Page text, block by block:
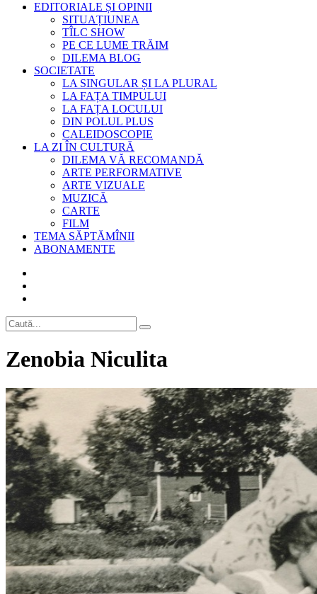
EDITORIALE ȘI OPINII
SITUAȚIUNEA
TÎLC SHOW
PE CE LUME TRĂIM
DILEMA BLOG
SOCIETATE
LA SINGULAR ȘI LA PLURAL
LA FAȚA TIMPULUI
LA FAȚA LOCULUI
DIN POLUL PLUS
CALEIDOSCOPIE
LA ZI ÎN CULTURĂ
DILEMA VĂ RECOMANDĂ
ARTE PERFORMATIVE
ARTE VIZUALE
MUZICĂ
CARTE
FILM
TEMA SĂPTĂMÎNII
ABONAMENTE
Zenobia Niculita